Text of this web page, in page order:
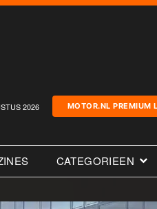
2026 MOTOR.NL PREMIUM
CATEGORIEEN